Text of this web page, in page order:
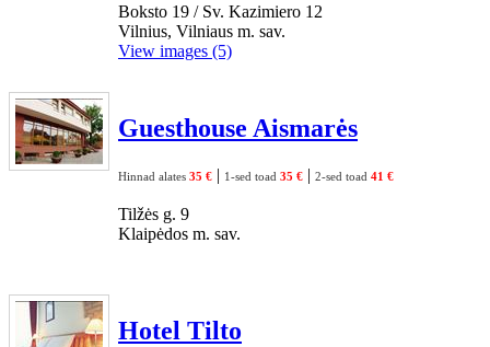
Boksto 19 / Sv. Kazimiero 12
Vilnius, Vilniaus m. sav.
View images (5)
Guesthouse Aismarės
Hinnad alates 35 € | 1-sed toad 35 € | 2-sed toad 41 €
Tilžės g. 9
Klaipėdos m. sav.
Hotel Tilto